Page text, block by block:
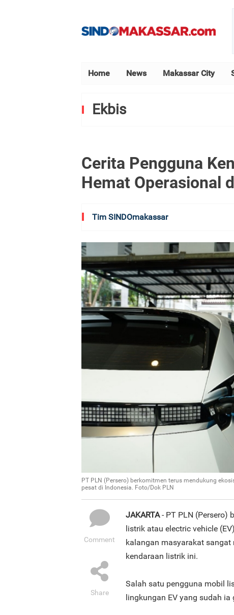
Home News Makassar City
Ekbis
Cerita Pengguna
Hemat Operasional
Tim SINDOmakassar
PT PLN (Persero) berkomitmen terus mendukung
pesat di Indonesia. Foto/Dok PLN
Comment
Share
JAKARTA- PT PLN (Persero)
listrik atau electric vehicle
kalangan masyarakat
kendaraan listrik ini.
Salah satu pengguna mobil
lingkungan EV yang sudah